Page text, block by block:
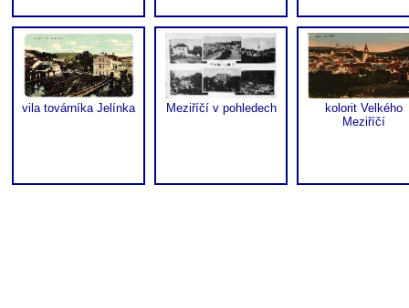
vila továrníka Jelínka Meziříčí v pohledech
kolorit Velkého
Meziříčí